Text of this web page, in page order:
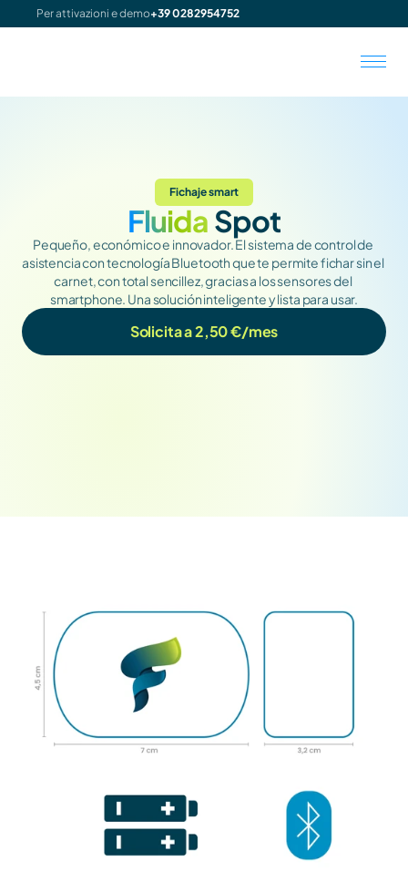
Per attivazioni e demo+39 0282954752
Fichaje smart
Fluida Spot
Pequeño, económico e innovador. El sistema de control de
asistencia con tecnología Bluetooth que te permite fichar sin el
carnet, con total sencillez, gracias a los sensores del
smartphone. Una solución inteligente y lista para usar.
Solicita a 2,50 €/mes